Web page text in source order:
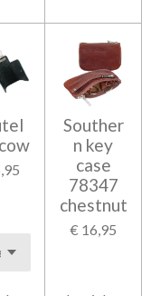
Souther
n key
case
78347
chestnut
€ 16,95